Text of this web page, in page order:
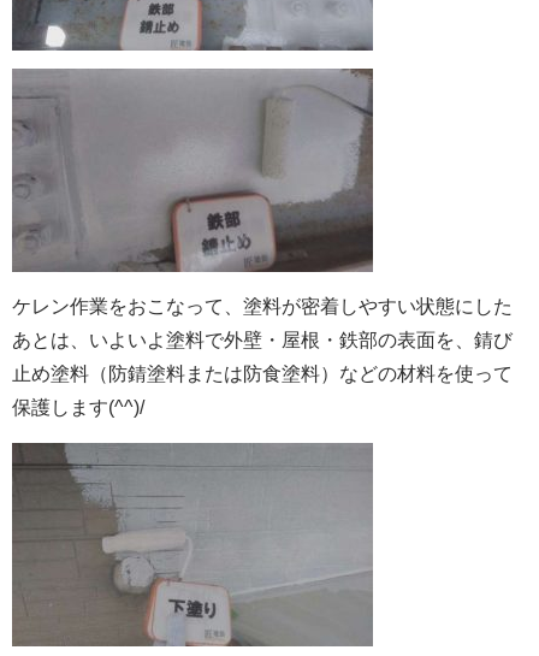
ケレン作業をおこなって、塗料が密着しやすい状態にした
あとは、いよいよ塗料で外壁・屋根・鉄部の表面を、錆び
止め塗料（防錆塗料または防食塗料）などの材料を使って
保護します(^^)/